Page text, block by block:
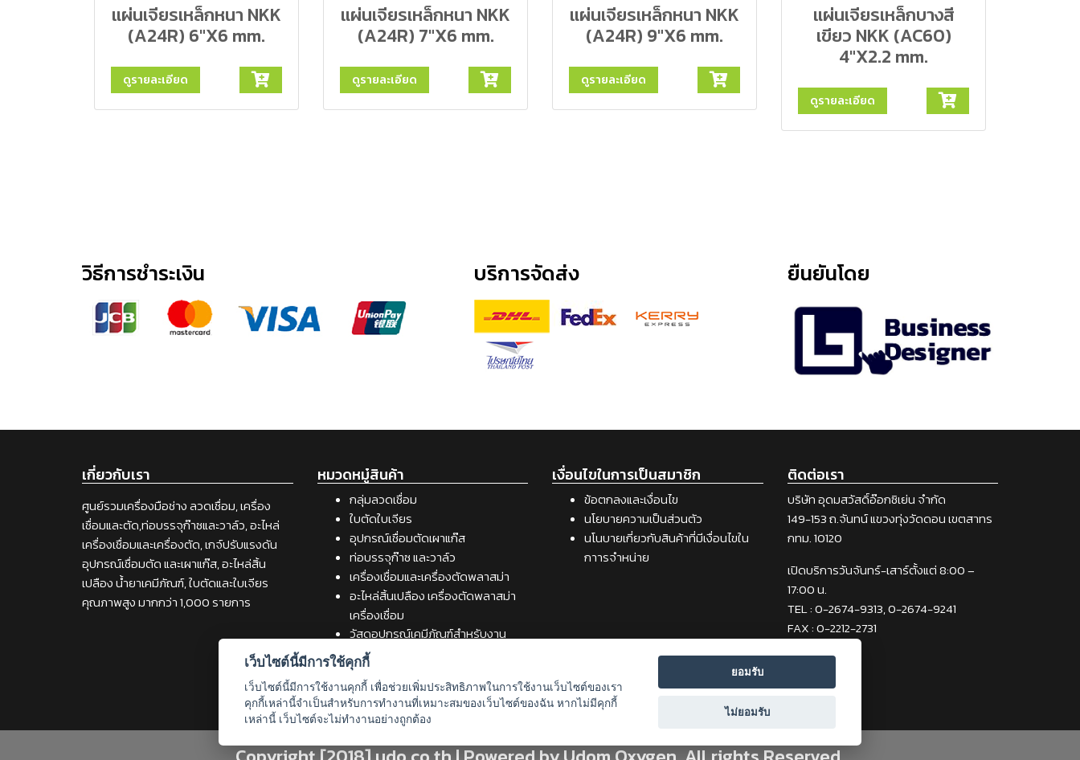
แผ่นเจียรเหล็กหนา NKK
(A24R) 6"X6 mm.
ดูรายละเอียด
แผ่นเจียรเหล็กหนา NKK
(A24R) 7"X6 mm.
ดูรายละเอียด
แผ่นเจียรเหล็กหนา NKK
(A24R) 9"X6 mm.
ดูรายละเอียด
แผ่นเจียรเหล็กบางสี
เขียว NKK (AC60)
4"X2.2 mm.
ดูรายละเอียด
วิธีการชำระเงิน บริการจัดส่ง ยืนยันโดย
เกี่ยวกับเรา
ศูนย์รวมเครื่องมือช่าง ลวดเชื่อม, เครื่อง
เชื่อมและตัด,ท่อบรรจุก๊าซและวาล์ว, อะไหล่
เครื่องเชื่อมและเครื่องตัด, เกจ์ปรับแรงดัน
อุปกรณ์เชื่อมตัด และเผาแก๊ส, อะไหล่สิ้น
เปลือง น้ำยาเคมีภัณฑ์, ใบตัดและใบเจียร
คุณภาพสูง มากกว่า 1,000 รายการ
หมวดหมู๋สินค้า
กลุ่มลวดเชื่อม
ใบตัดใบเจียร
อุปกรณ์เชื่อมตัดเผาแก๊ส
ท่อบรรจุก๊าซ และวาล์ว
เครื่องเชื่อมและเครื่องตัดพลาสม่า
อะไหล่สิ้นเปลือง เครื่องตัดพลาสม่า
เครื่องเชื่อม
วัสดุอุปกรณ์เคมีภัณฑ์สำหรับงาน
เชื่อม
เครื่องมือช่าง
เงื่อนไขในการเป็นสมาชิก
ข้อตกลงและเงื่อนไข
นโยบายความเป็นส่วนตัว
นโนบายเกี่ยวกับสินค้าที่มีเงื่อนไขใน
กาารจำหน่าย
ติดต่อเรา
บริษัท อุดมสวัสดิ์อ๊อกซิเย่น จำกัด
149-153 ถ.จันทน์ แขวงทุ่งวัดดอน เขตสาทร
กทม. 10120
เปิดบริการวันจันทร์-เสาร์ตั้งแต่ 8:00 –
17:00 น.
TEL : 0-2674-9313, 0-2674-9241
FAX : 0-2212-2731
เว็บไซต์นี้มีการใช้คุกกี้
เว็บไซต์นี้มีการใช้งานคุกกี้ เพื่อช่วยเพิ่มประสิทธิภาพในการใช้งานเว็บไซต์ของเรา
คุกกี้เหล่านี้จำเป็นสำหรับการทำงานที่เหมาะสมของเว็บไซต์ของฉัน หากไม่มีคุกกี้
เหล่านี้ เว็บไซต์จะไม่ทำงานอย่างถูกต้อง
ยอมรับ
ไม่ยอมรับ